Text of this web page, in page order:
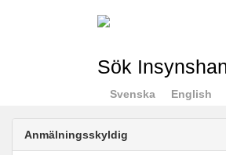
Sök
Svenska English
Anmälningsskyldig